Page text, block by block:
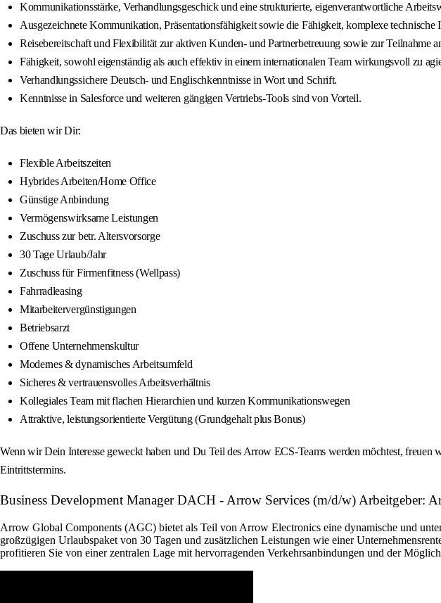
Kommunikationsstärke, Verhandlungsgeschick und eine strukturierte, eigenverantwortliche
Ausgezeichnete Kommunikation, Präsentationsfähigkeit sowie die Fähigkeit, komplexe
Reisebereitschaft und Flexibilität zur aktiven Kunden- und Partnerbetreuung sowie zur Teilnahme
Fähigkeit, sowohl eigenständig als auch effektiv in einem internationalen Team wirkungsvoll zu
Verhandlungssichere Deutsch- und Englischkenntnisse in Wort und Schrift.
Kenntnisse in Salesforce und weiteren gängigen Vertriebs-Tools sind von Vorteil.
Das bieten wir Dir:
Flexible Arbeitszeiten
Hybrides Arbeiten/Home Office
Günstige Anbindung
Vermögenswirksame Leistungen
Zuschuss zur betr. Altersvorsorge
30 Tage Urlaub/Jahr
Zuschuss für Firmenfitness (Wellpass)
Fahrradleasing
Mitarbeitervergünstigungen
Betriebsarzt
Offene Unternehmenskultur
Modernes & dynamisches Arbeitsumfeld
Sicheres & vertrauensvolles Arbeitsverhältnis
Kollegiales Team mit flachen Hierarchien und kurzen Kommunikationswegen
Attraktive, leistungsorientierte Vergütung (Grundgehalt plus Bonus)
Wenn wir Dein Interesse geweckt haben und Du Teil des Arrow ECS-Teams werden möchtest,
Eintrittstermins.
Business Development Manager DACH - Arrow Services (m/d/w) Arbeitgeber:
Arrow Global Components (AGC) bietet als Teil von Arrow Electronics eine dynamische und
großzügigen Urlaubspaket von 30 Tagen und zusätzlichen Leistungen wie einer
profitieren Sie von einer zentralen Lage mit hervorragenden Verkehrsanbindungen und der